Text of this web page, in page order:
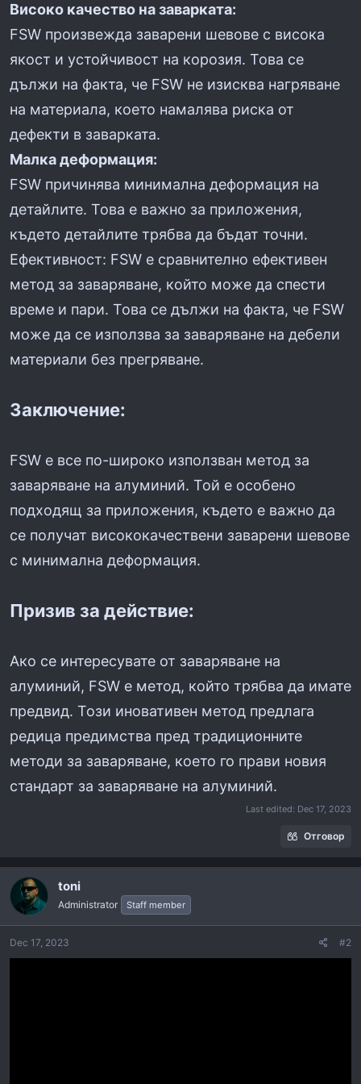
Високо качество на заварката:
FSW произвежда заварени шевове с висока
якост и устойчивост на корозия. Това се
дължи на факта, че FSW не изисква нагряване
на материала, което намалява риска от
дефекти в заварката.
Малка деформация:
FSW причинява минимална деформация на
детайлите. Това е важно за приложения,
където детайлите трябва да бъдат точни.
Ефективност: FSW е сравнително ефективен
метод за заваряване, който може да спести
време и пари. Това се дължи на факта, че FSW
може да се използва за заваряване на дебели
материали без прегряване.
Заключение:
FSW е все по-широко използван метод за
заваряване на алуминий. Той е особено
подходящ за приложения, където е важно да
се получат висококачествени заварени шевове
с минимална деформация.
Призив за действие:
Ако се интересувате от заваряване на
алуминий, FSW е метод, който трябва да имате
предвид. Този иновативен метод предлага
редица предимства пред традиционните
методи за заваряване, което го прави новия
стандарт за заваряване на алуминий.
Last edited: Dec 17, 2023
Отговор
toni
Administrator Staff member
Dec 17, 2023 #2